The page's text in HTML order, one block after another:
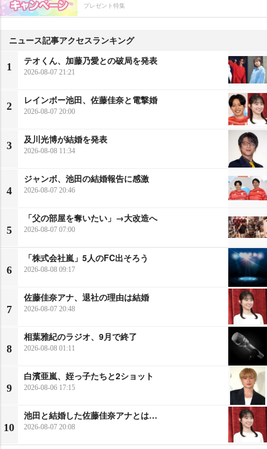
プレゼント特集
ニュース記事アクセスランキング
1
テオくん、加藤乃愛との破局を発表
2026-08-07 21:21
2
レインボー池田、佐藤佳奈と電撃婚
2026-08-07 20:00
3
及川光博が結婚を発表
2026-08-08 11:34
4
ジャンボ、池田の結婚報告に感激
2026-08-07 20:46
5
「父の部屋を奪いたい」→大改造へ
2026-08-07 07:00
6
「株式会社嵐」5人のFC出そろう
2026-08-08 09:17
7
佐藤佳奈アナ、退社の理由は結婚
2026-08-07 20:48
8
相葉雅紀のラジオ、9月で終了
2026-08-08 01:11
9
白濱亜嵐、姪っ子たちと2ショット
2026-08-06 17:15
10
池田と結婚した佐藤佳奈アナとは…
2026-08-07 20:08